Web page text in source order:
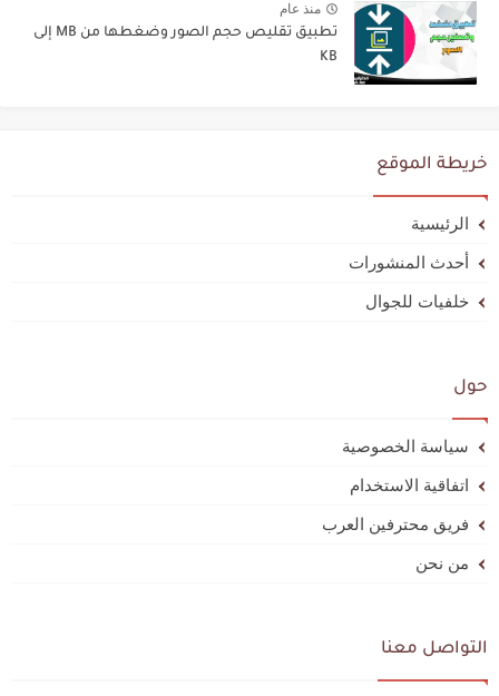
منذ عام
تطبيق تقليص حجم الصور وضغطها من MB إلى
KB
خريطة الموقع
الرئيسية
أحدث المنشورات
خلفيات للجوال
حول
سياسة الخصوصية
اتفاقية الاستخدام
فريق محترفين العرب
من نحن
التواصل معنا